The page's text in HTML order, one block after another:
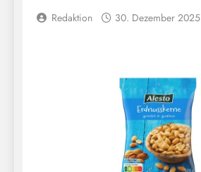
Redaktion 30. Dezember 2025